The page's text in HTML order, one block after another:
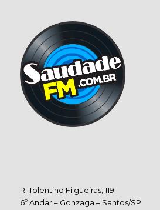
R. Tolentino Filgueiras, 119
6º Andar – Gonzaga – Santos/SP